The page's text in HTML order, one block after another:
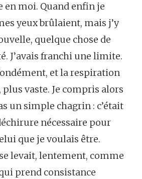
en moi. Quand enfin je
yeux brûlaient, mais j’y
quelque chose de
J’avais franchi une limite.
et la respiration
vaste. Je compris alors
un simple chagrin : c’était
nécessaire pour
que je voulais être.
levait, lentement, comme
prend consistance